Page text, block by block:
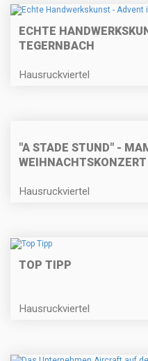
ECHTE
TEGERNBACH
Hausruckviertel
"A STADE STUND" -
WEIHNACHTSKONZERT
Hausruckviertel
TOP TIPP
Hausruckviertel